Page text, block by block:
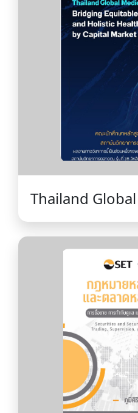
Thailand
Fund -
Well-being
Healthcare
Capital Market